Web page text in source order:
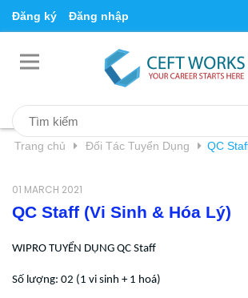
Đăng ký Đăng nhập
Trang chủ Đối Tác Tuyển Dụng QC
01 MARCH 2021
QC Staff (Vi Sinh & Hóa Lý)
WIPRO TUYỂN DỤNG QC Staff
Số lượng: 02 (1 vi sinh + 1 hoá)